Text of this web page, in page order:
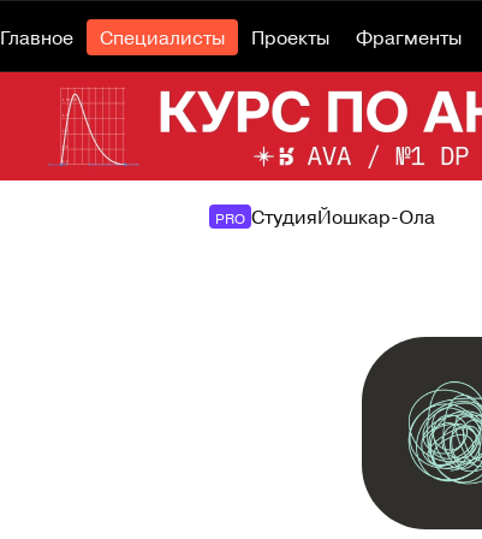
Главное Специалисты Проекты Фрагменты
PRO СтудияЙошкар-Ола